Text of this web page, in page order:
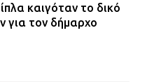
καιγόταν το δικό
για τον δήμαρχο